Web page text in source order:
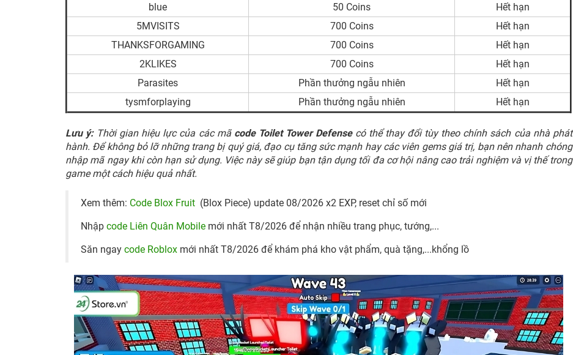
blue
50 Coins
Hết hạn
5MVISITS
700 Coins
Hết hạn
THANKSFORGAMING
700 Coins
Hết hạn
2KLIKES
700 Coins
Hết hạn
Parasites
Phần thưởng ngẫu nhiên
Hết hạn
tysmforplaying
Phần thưởng ngẫu nhiên Hết hạn
Lưu ý: Thời gian hiệu lực của các mã code Toilet Tower Defense có thể thay đổi tùy theo chính sách của nhà phát
hành. Để không bỏ lỡ những trang bị quý giá, đạo cụ tăng sức mạnh hay các viên gems giá trị, bạn nên nhanh chóng
nhập mã ngay khi còn hạn sử dụng. Việc này sẽ giúp bạn tận dụng tối đa cơ hội nâng cao trải nghiệm và vị thế trong
game một cách hiệu quả nhất.
Xem thêm: Code Blox Fruit (Blox Piece) update 08/2026 x2 EXP, reset chỉ số mới
Nhập code Liên Quân Mobile mới nhất T8/2026 để nhận nhiều trang phục, tướng,...
Săn ngay code Roblox mới nhất T8/2026 để khám phá kho vật phẩm, quà tặng,...khổng lồ